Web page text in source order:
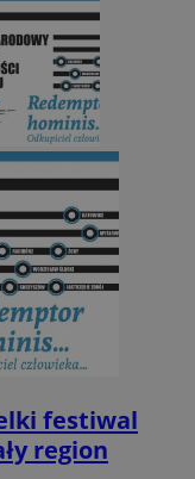
festiwal
region